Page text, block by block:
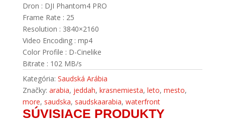
Dron : DJI Phantom4 PRO
Frame Rate : 25
Resolution : 3840×2160
Video Encoding : mp4
Color Profile : D-Cinelike
Bitrate : 102 MB/s
Kategória: Saudská Arábia
Značky: arabia, jeddah, krasnemiesta, leto, mesto,
more, saudska, saudskaarabia, waterfront
SÚVISIACE PRODUKTY